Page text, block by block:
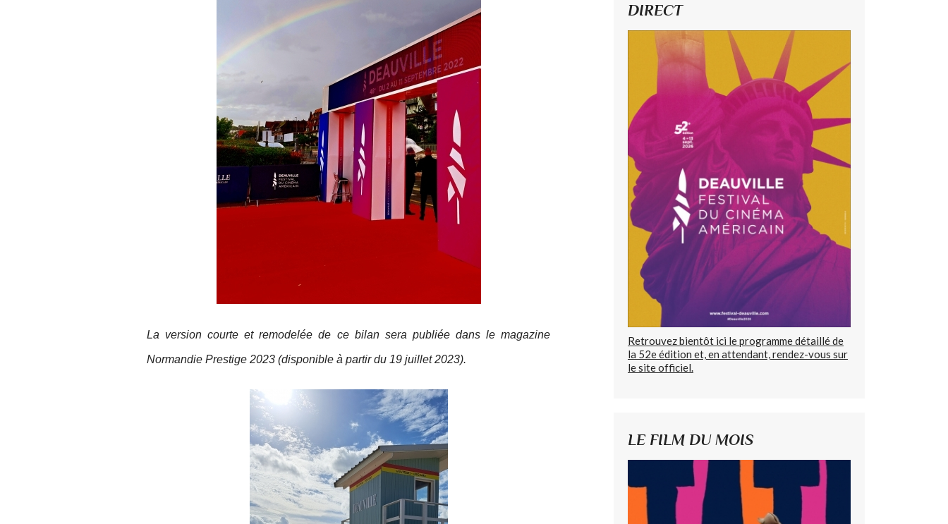
La version courte et remodelée de ce bilan sera publiée dans le magazine
Normandie Prestige 2023 (disponible à partir du 19 juillet 2023).
DIRECT
Retrouvez bientôt ici le programme détaillé de
la 52e édition et, en attendant, rendez-vous sur
le site officiel.
LE FILM DU MOIS